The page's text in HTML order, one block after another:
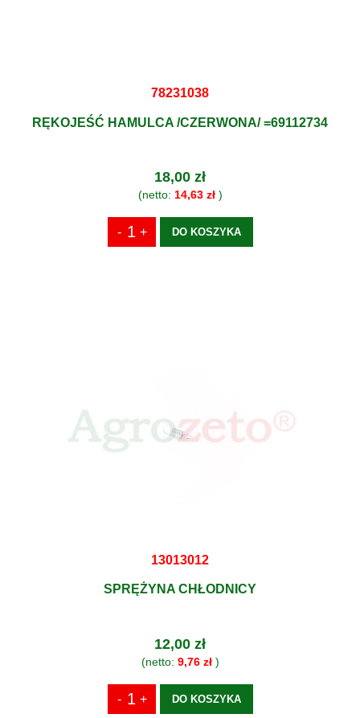
78231038
RĘKOJEŚĆ HAMULCA /CZERWONA/ =69112734
18,00 zł
(netto: 14,63 zł)
DO KOSZYKA
13013012
SPRĘŻYNA CHŁODNICY
12,00 zł
(netto: 9,76 zł)
DO KOSZYKA